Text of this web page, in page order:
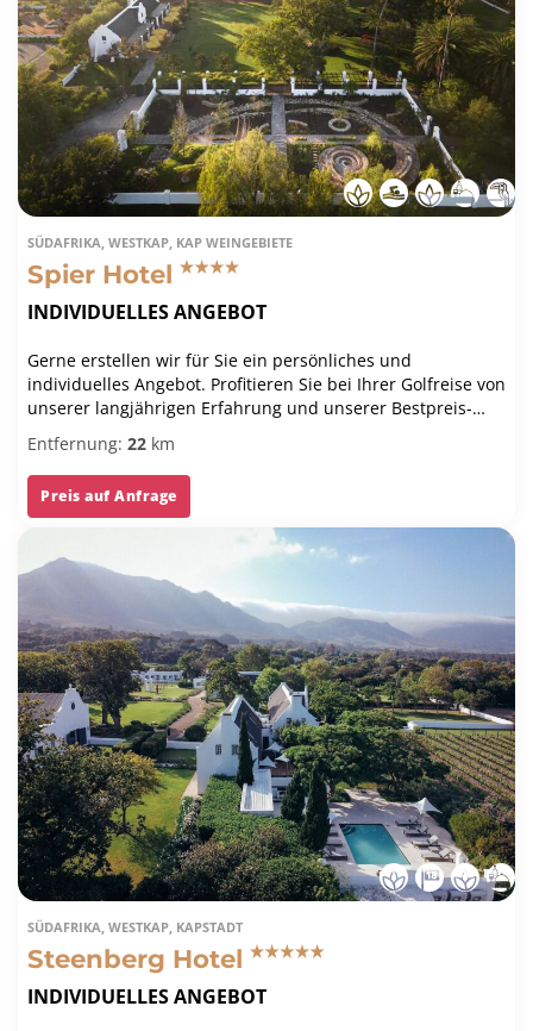
SÜDAFRIKA, WESTKAP, KAP WEINGEBIETE
Spier Hotel
INDIVIDUELLES ANGEBOT
Gerne erstellen wir für Sie ein persönliches und
individuelles Angebot. Profitieren Sie bei Ihrer Golfreise von
unserer langjährigen Erfahrung und unserer Bestpreis-
Entfernung: 22 km
Preis auf Anfrage
SÜDAFRIKA, WESTKAP, KAPSTADT
Steenberg Hotel
INDIVIDUELLES ANGEBOT